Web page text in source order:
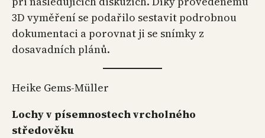
3D vyměření se podařilo sestavit podrobnou
dokumentaci a porovnat ji se snímky z
dosavadních plánů.
Heike Gems-Müller
Lochy v písemnostech vrcholného
středověku